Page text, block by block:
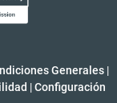
Generales |
| Configuración